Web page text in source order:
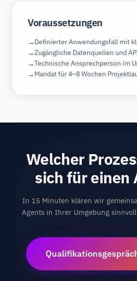
Voraussetzungen
Definierter Anwendungsfall mit
Zugängliche Datenquellen und
Technische Ansprechperson im
Mandat für 4–8 Wochen
Welcher
sich für einen
In 15 Minuten klären wir
Agents in Ihrer Umgebung